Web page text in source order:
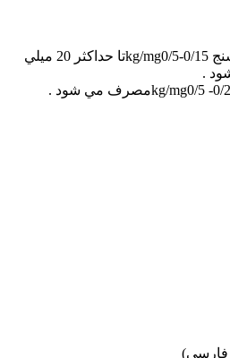
بزرگسالان :به عنوا ن ضد تشنج kg/mg0/5-0/15تا حداكثر 20 ميلي
.
فارسی)